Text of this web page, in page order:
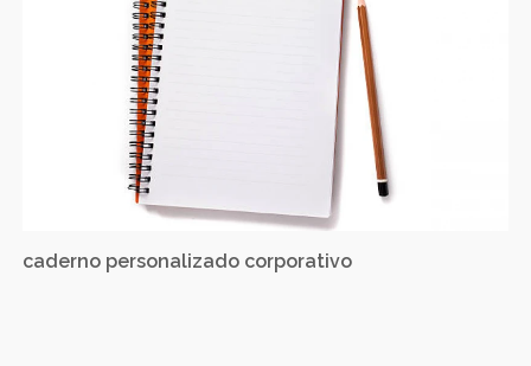
caderno personalizado corporativo